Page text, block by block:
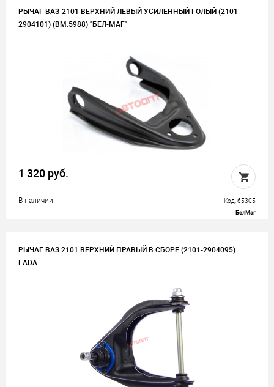
РЫЧАГ ВАЗ-2101 ВЕРХНИЙ ЛЕВЫЙ УСИЛЕННЫЙ ГОЛЫЙ (2101-
2904101) (BM.5988) "БЕЛ-МАГ"
1 320 руб.
В наличии Код: 65305
БелМаг
РЫЧАГ ВАЗ 2101 ВЕРХНИЙ ПРАВЫЙ В СБОРЕ (2101-2904095)
LADA